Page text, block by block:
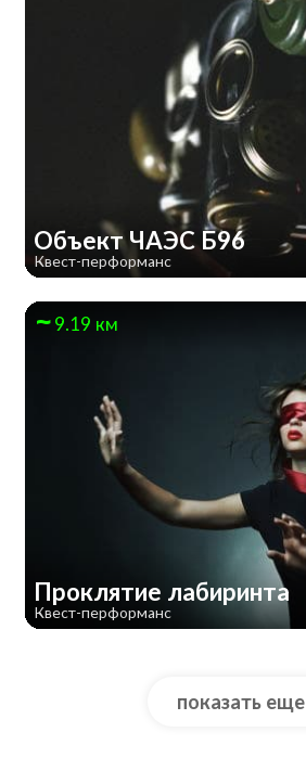
Объект ЧАЭС Б96
Квест-перформанс
9.19 км
Проклятие лабиринта
Квест-перформанс
показать еще